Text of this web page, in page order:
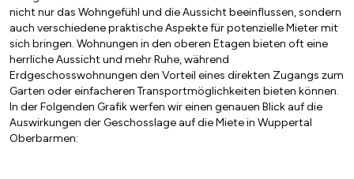
nicht nur das Wohngefühl und die Aussicht beeinflussen, sondern
auch verschiedene praktische Aspekte für potenzielle Mieter mit
sich bringen. Wohnungen in den oberen Etagen bieten oft eine
herrliche Aussicht und mehr Ruhe, während
Erdgeschosswohnungen den Vorteil eines direkten Zugangs zum
Garten oder einfacheren Transportmöglichkeiten bieten können.
In der Folgenden Grafik werfen wir einen genauen Blick auf die
Auswirkungen der Geschosslage auf die Miete in Wuppertal
Oberbarmen: